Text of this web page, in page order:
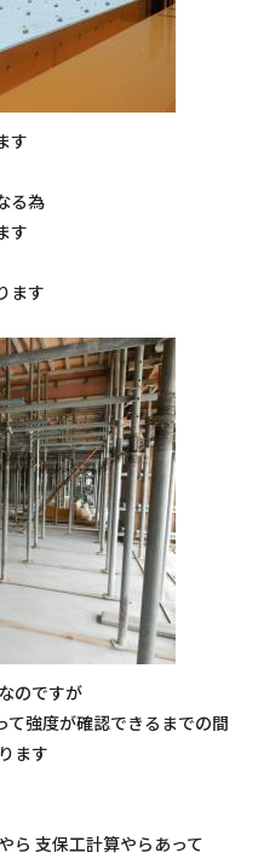
す
る為
す
ます
のですが
て強度が確認できるまでの間
ます
ら 支保工計算やらあって